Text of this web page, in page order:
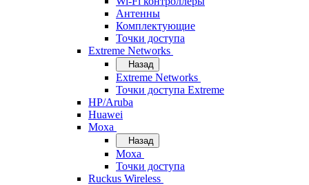
Антенны
Комплектующие
Точки доступа
Extreme Networks
Назад
Extreme Networks
Точки доступа Extreme
HP/Aruba
Huawei
Moxa
Назад
Moxa
Точки доступа
Ruckus Wireless